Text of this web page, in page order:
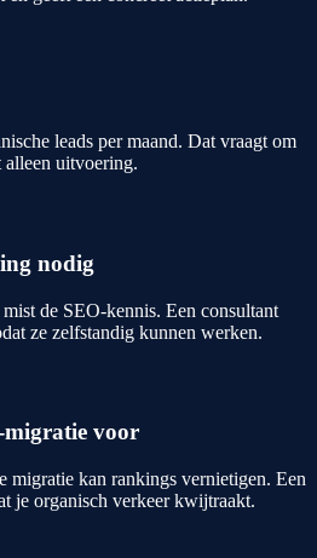
leads per maand. Dat vraagt om
alleen uitvoering.
nodig
de SEO-kennis. Een consultant
ze zelfstandig kunnen werken.
migratie voor
migratie kan rankings vernietigen. Een
je organisch verkeer kwijtraakt.